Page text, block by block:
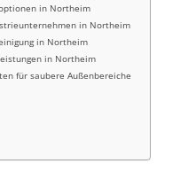
in Northeim
in Northeim
in Northeim
in Northeim
für saubere Außenbereiche